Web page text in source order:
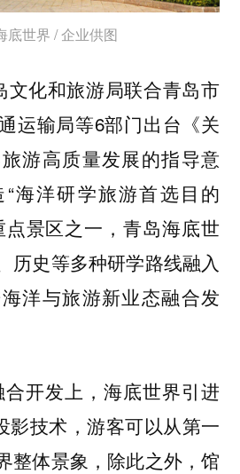
底世界 / 企业供图
文化和旅游局联合青岛市
运输局等6部门出台《关
游高质量发展的指导意
海洋研学旅游首选目的
点景区之一，青岛海底世
历史等多种研学路线融入
洋与旅游新业态融合发
合开发上，海底世界引进
影技术，游客可以从第一
整体景象，除此之外，馆